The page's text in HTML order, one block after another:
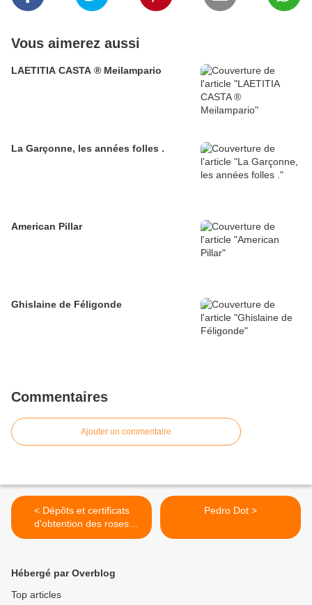
Vous aimerez aussi
LAETITIA CASTA ® Meilampario
La Garçonne, les années folles .
American Pillar
Ghislaine de Féligonde
Commentaires
Ajouter un commentaire
< Dépôts et certificats
d'obtention des roses
nouvelles
Pedro Dot >
Hébergé par Overblog
Top articles